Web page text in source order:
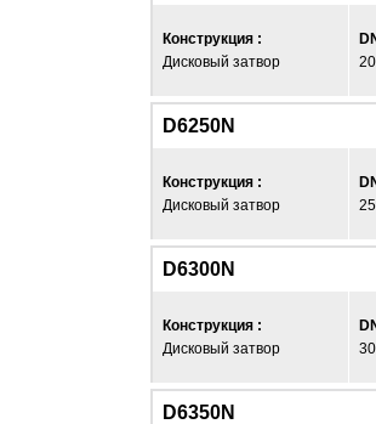
Конструкция :
Дисковый затвор
D6250N
Конструкция :
Дисковый затвор
D6300N
Конструкция :
Дисковый затвор
D6350N